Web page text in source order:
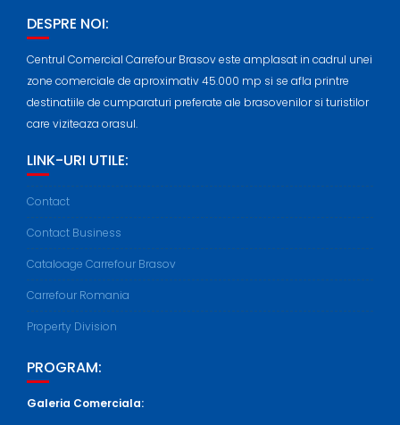
DESPRE NOI:
Centrul Comercial Carrefour Brasov este amplasat in cadrul unei
zone comerciale de aproximativ 45.000 mp si se afla printre
destinatiile de cumparaturi preferate ale brasovenilor si turistilor
care viziteaza orasul.
LINK-URI UTILE:
Contact
Contact Business
Cataloage Carrefour Brasov
Carrefour Romania
Property Division
PROGRAM:
Galeria Comerciala: